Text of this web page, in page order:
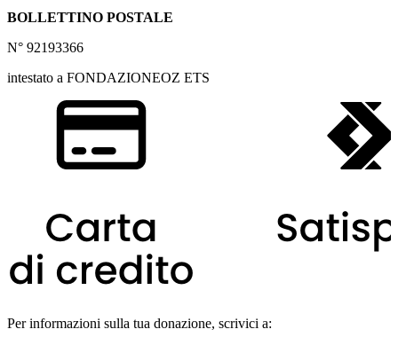
BOLLETTINO POSTALE
N° 92193366
intestato a FONDAZIONEOZ ETS
Per informazioni sulla tua donazione, scrivici a: